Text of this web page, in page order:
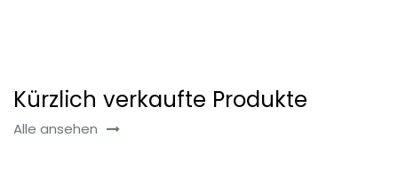
Kürzlich verkaufte Produkte
Alle ansehen